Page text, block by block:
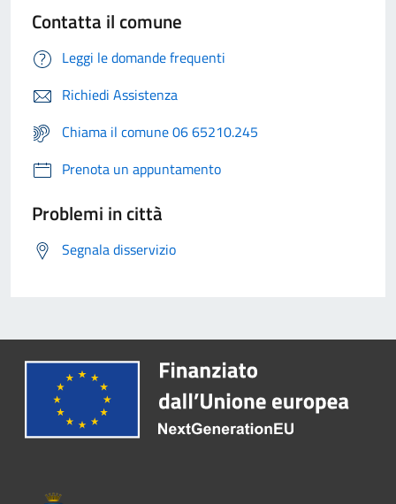
Contatta il comune
Leggi le domande frequenti
Richiedi Assistenza
Chiama il comune 06 65210.245
Prenota un appuntamento
Problemi in città
Segnala disservizio